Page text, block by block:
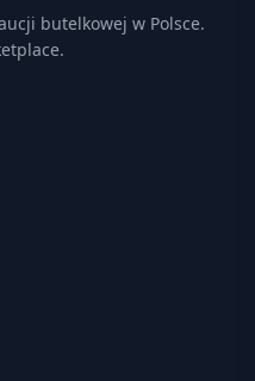
butelkowej w Polsce.